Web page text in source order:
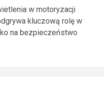
w motoryzacji
kluczową rolę w
na bezpieczeństwo